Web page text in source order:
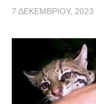
7 ΔΕΚΕΜΒΡΊΟΥ, 2023